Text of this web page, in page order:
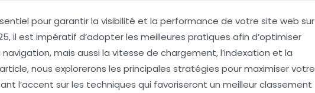
pour garantir la visibilité et la performance de votre site web sur
il est impératif d’adopter les meilleures pratiques afin d’optimiser
navigation, mais aussi la vitesse de chargement, l’indexation et la
nous explorerons les principales stratégies pour maximiser votre
l’accent sur les techniques qui favoriseront un meilleur classement